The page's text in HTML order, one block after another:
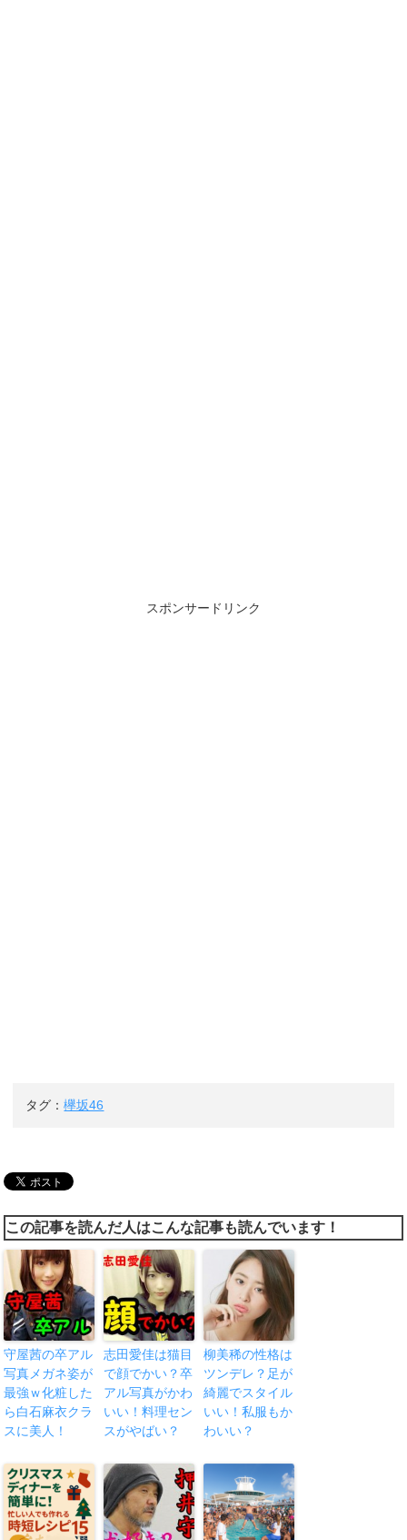
スポンサードリンク
タグ：欅坂46
この記事を読んだ人はこんな記事も読んでいます！
守屋茜の卒アル
写真メガネ姿が
最強ｗ化粧した
ら白石麻衣クラ
スに美人！
志田愛佳は猫目
で顔でかい？卒
アル写真がかわ
いい！料理セン
スがやばい？
柳美稀の性格は
ツンデレ？足が
綺麗でスタイル
いい！私服もか
わいい？